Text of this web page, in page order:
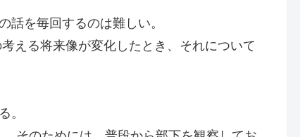
話を毎回するのは難しい。
える将来像が変化したとき、それについて
。